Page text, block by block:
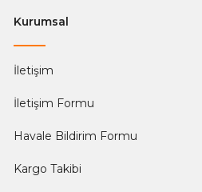
Kurumsal
İletişim
İletişim Formu
Havale Bildirim Formu
Kargo Takibi